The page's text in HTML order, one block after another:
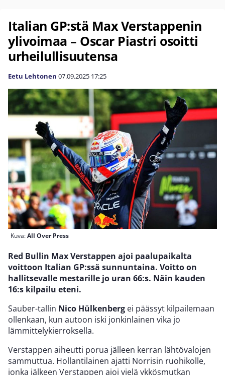
Italian GP:stä Max Verstappenin
ylivoimaa – Oscar Piastri osoitti
urheilullisuutensa
Eetu Lehtonen 07.09.2025 17:25
Kuva:All Over Press
Red Bullin Max Verstappen ajoi paalupaikalta
voittoon Italian GP:ssä sunnuntaina. Voitto on
hallitsevalle mestarille jo uran 66:s. Näin kauden
16:s kilpailu eteni.
Sauber-tallin Nico Hülkenberg ei päässyt kilpailemaan
ollenkaan, kun autoon iski jonkinlainen vika jo
lämmittelykierroksella.
Verstappen aiheutti porua jälleen kerran lähtövalojen
sammuttua. Hollantilainen ajatti Norrisin ruohikolle,
jonka jälkeen Verstappen ajoi vielä ykkösmutkan